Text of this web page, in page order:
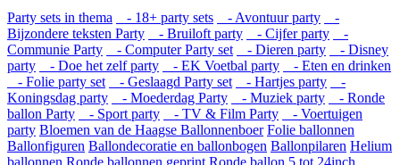
Party sets in thema
- 18+ party sets - Avontuur party
-
Bijzondere teksten Party
- Bruiloft party - Cijfer party
-
Communie Party
- Computer Party set - Dieren party
- Disney
party
- Doe het zelf party - EK Voetbal party
- Eten en drinken
- Folie party set
- Geslaagd Party set - Hartjes party
-
Koningsdag party
- Moederdag Party - Muziek party
- Ronde
ballon Party
- Sport party - TV & Film Party
- Voertuigen
party Bloemen van de Haagse Ballonnenboer Folie ballonnen
Ballonfiguren Ballondecoratie en ballonbogen Ballonpilaren Helium
ballonnen Ronde ballonnen geprint Ronde ballon 5 tot 24inch